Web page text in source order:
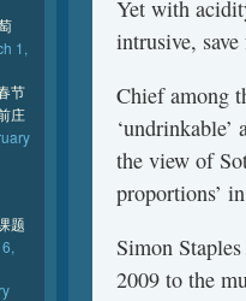
Yet with
intrusive,
Chief among
the view of
proportions’
Simon
2009 to the
1,
节
庄
题